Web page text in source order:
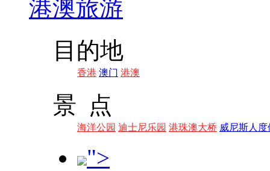
港澳旅游
目的地
香港 澳门 港澳
景 点
海洋公园 迪士尼乐园 港珠澳大桥 威尼斯人度
">